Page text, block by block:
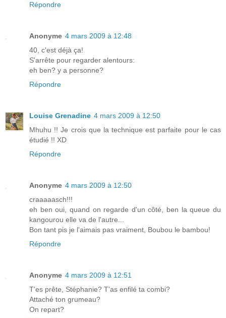
Répondre
Anonyme 4 mars 2009 à 12:48
40, c'est déjà ça!
S'arrête pour regarder alentours:
eh ben? y a personne?
Répondre
Louise Grenadine 4 mars 2009 à 12:50
Mhuhu !! Je crois que la technique est parfaite pour le cas
étudié !! XD
Répondre
Anonyme 4 mars 2009 à 12:50
craaaaasch!!!
eh ben oui, quand on regarde d'un côté, ben la queue du
kangourou elle va de l'autre...
Bon tant pis je l'aimais pas vraiment, Boubou le bambou!
Répondre
Anonyme 4 mars 2009 à 12:51
T'es prête, Stéphanie? T'as enfilé ta combi?
Attaché ton grumeau?
On repart?